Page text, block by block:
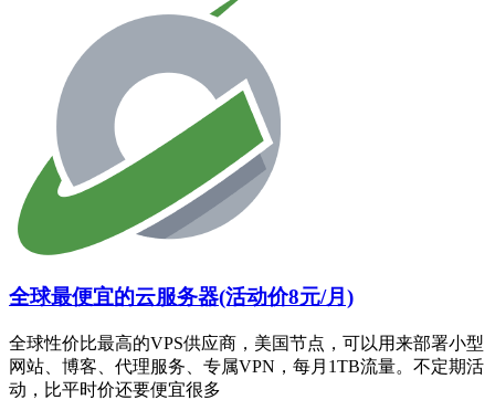
全球最便宜的云服务器(活动价8元/月)
全球性价比最高的VPS供应商，美国节点，可以用来部署小型
网站、博客、代理服务、专属VPN，每月1TB流量。不定期活
动，比平时价还要便宜很多